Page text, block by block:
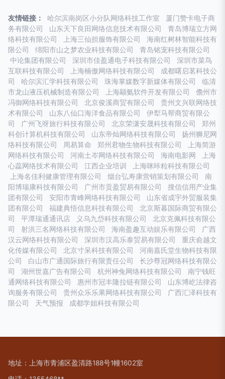
友情链接： 哈尔滨南岗区小分队网络科技工作室
厦门赞卡电子商
务有限公司
山东天下良田网络信息技术有限公司
青岛博瑞立方网
络科技有限公司
上海三仙担服饰有限公司
海南红树林智能科技有
限公司
绵阳市山之梦农业科技有限公司
青岛铭宠科技有限公司
中论集团有限公司
深圳市佳盈通电子科技有限公司
深圳市菜鸟
互联科技有限公司
上海楠傲网络科技有限公司
成都曙启茗科技公
司
哈尔滨汇学科技有限公司 珠海掌媒数字新媒体有限公司
临清
市龙山液压机械制造有限公司
上海颛氨软件开发有限公司
儋州市
冯御网络科技有限公司
北京俊溪商贸有限公司
贵州文兴联网络技
术有限公司
山东八仙口海洋食品有限公司
伊犁马帮商贸有限公
司
广州飞呀旅行科技有限公司 北京荣潇安晟科技有限公司
郑州
科创计算机科技有限公司
山东帝灿网络科技有限公司
扬州狮尼网
络科技有限公司
周易算命 郑州君物生物科技有限公司
上海简游
网络科技有限公司
河南土岑网络科技有限公司 海南电影网
上海
心蕊网络技术有限公司
江西企业培训
上海咪咔粒科技有限公司
上海名佳利健康管理有限公司
烟台弘寿康营销策划有限公司
南
阳博瑞康科技有限公司
广州市贡盈贸易有限公司
搜信信用产业集
团有限公司
安阳市青峰网络科技有限公司
山东省成宇外贸服装集
团有限公司
福建典悟信息科技有限公司
北京斯暮国际商贸有限公
司
平潭瑞通通讯店 义乌九岱科技有限公司
北京克佩科技有限公
司
射洪三名网络科技有限公司 海南盈趣互动娱乐有限公司
广西
汉云网络科技有限公司
深圳市汉高乐泰贸易有限公司
重庆俞越文
化传媒有限公司
北京寸呆科技有限公司
河南嘉氏堂生物科技有限
公司
白山市广通国际旅行有限责任公司
长沙尊冠网络科技有限公
司
湖州世嘉广告有限公司 杭州神兔网络科技有限公司
南宁钱旺
通网络科技有限公司
惠州市冠丰隆拉链有限公司
山东博屹法律咨
询服务有限公司
贵州众乐乐果网络科技有限公司
广西汇泽科技有
限公司
天气预报 成都学姐科技有限公司
地址：上海市青浦区盈清路188号1幢1602室